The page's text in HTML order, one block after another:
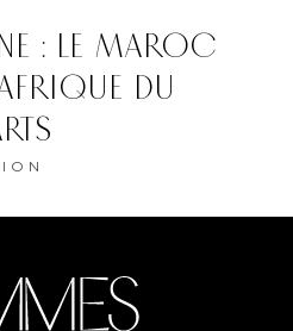
: LE MAROC
DU